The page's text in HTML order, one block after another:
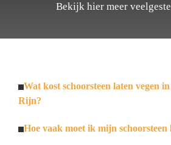
Bekijk hier meer
Wat kost schoorsteen laten vegen
Rijn?
Hoe vaak moet ik mijn schoorsteen